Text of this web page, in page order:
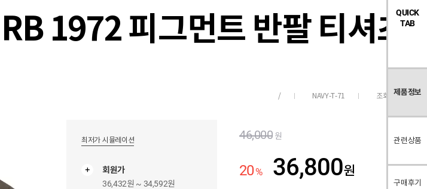
QUICK
TAB
제품정보
관련상품
구매후기
1972 피그먼트 반팔 티셔
/ NAVY-T-71 조회수149
최저가 시뮬레이션
회원가
36,432원 ~ 34,592원
46,000 원
20% 36,800원